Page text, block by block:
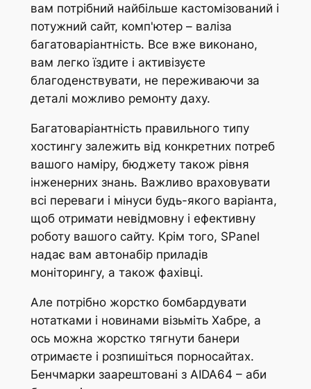
вам потрібний найбільше кастомізований і
потужний сайт, комп'ютер – валіза
багатоваріантність. Все вже виконано,
вам легко їздите і активізуєте
благоденствувати, не переживаючи за
деталі можливо ремонту даху.
Багатоваріантність правильного типу
хостингу залежить від конкретних потреб
вашого наміру, бюджету також рівня
інженерних знань. Важливо враховувати
всі переваги і мінуси будь-якого варіанта,
щоб отримати невідмовну і ефективну
роботу вашого сайту. Крім того, SPanel
надає вам автонабір приладів
моніторингу, а також фахівці.
Але потрібно жорстко бомбардувати
нотатками і новинами візьміть Хабре, а
ось можна жорстко тягнути банери
отримаєте і розпишіться порносайтах.
Бенчмарки заарештовані з AIDA64 – аби